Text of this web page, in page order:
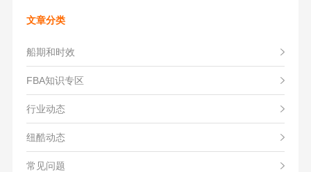
文章分类
船期和时效
FBA知识专区
行业动态
纽酷动态
常见问题